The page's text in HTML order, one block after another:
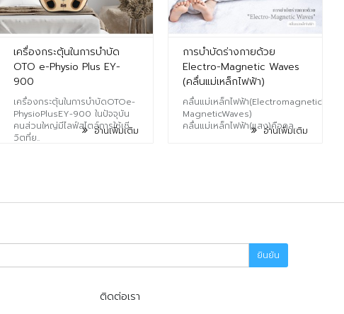
เครื่องกระตุ้นในการบำบัด
OTO e-Physio Plus EY-
900
เครื่องกระตุ้นในการบำบัดOTOe-
PhysioPlusEY-900 ในปัจจุบัน
คนส่วนใหญ่มีไลฟ์สไตล์การใช้เชี
วิตที่ย..
อ่านเพิ่มเติม
การบำบัดร่างกายด้วย
Electro-Magnetic Waves
(คลื่นแม่เหล็กไฟฟ้า)
คลื่นแม่เหล็กไฟฟ้า
MagneticWaves)
คลื่นแม่เหล็กไฟฟ้า(แสง)คือคล..
อ่านเพิ่มเติม
ยินยัน
ติดต่อเรา